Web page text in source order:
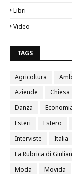
Libri
Video
TAGS
Agricoltura
Aziende
Chiesa
Danza
Economia
Esteri
Estero
Interviste
Italia
La Rubrica di
Moda
Movida